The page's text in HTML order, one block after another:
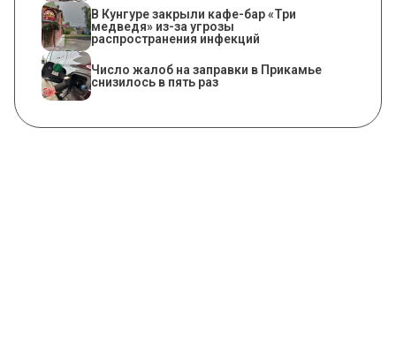
​В Кунгуре закрыли кафе-бар «Три
медведя» из-за угрозы
распространения инфекций
Число жалоб на заправки в Прикамье
снизилось в пять раз